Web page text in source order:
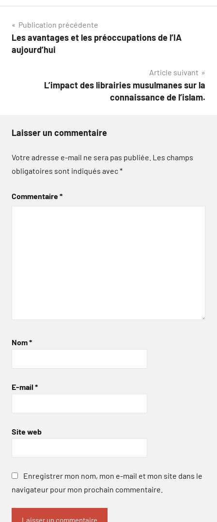
Navigation
de
Publication précédente
Les avantages et les préoccupations de l’IA
aujourd’hui
Article suivant
L’impact des librairies musulmanes sur la
connaissance de l’islam.
Laisser un commentaire
Votre adresse e-mail ne sera pas publiée. Les champs
obligatoires sont indiqués avec*
Commentaire*
Nom*
E-mail *
Site web
Enregistrer mon nom, mon e-mail et mon site dans le
navigateur pour mon prochain commentaire.